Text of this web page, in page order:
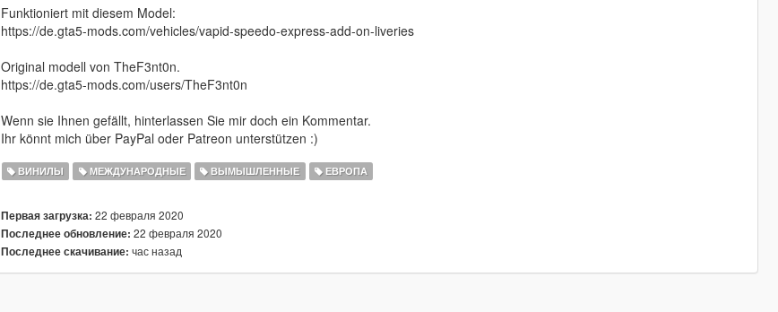
Funktioniert mit diesem Model:
https://de.gta5-mods.com/vehicles/vapid-speedo-express-add-on-liveries
Original modell von TheF3nt0n.
https://de.gta5-mods.com/users/TheF3nt0n
Wenn sie Ihnen gefällt, hinterlassen Sie mir doch ein Kommentar.
Ihr könnt mich über PayPal oder Patreon unterstützen :)
ВИНИЛЫ МЕЖДУНАРОДНЫЕ ВЫМЫШЛЕННЫЕ ЕВРОПА
Первая загрузка: 22 февраля 2020
Последнее обновление: 22 февраля 2020
Последнее скачивание: час назад